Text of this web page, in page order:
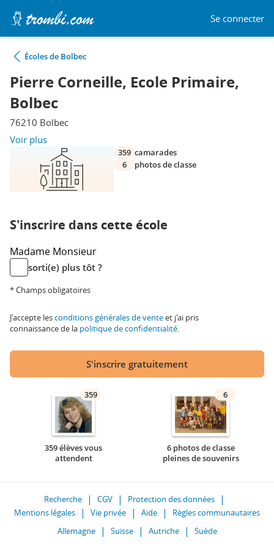
Se connecter
Écoles de Bolbec
Pierre Corneille, Ecole Primaire,
Bolbec
76210 Bolbec
Voir plus
359 camarades
6
photos de classe
S'inscrire dans cette école
Madame Monsieur
sorti(e) plus tôt ?
* Champs obligatoires
J'accepte lesconditions générales de venteet j'ai pris
connaissance de la politique de confidentialité.
S'inscrire gratuitement
359
359 élèves vous
attendent
6
6 photos de classe
pleines de souvenirs
Recherche CGV
Protection des données
Mentions légales
Vie privée Aide
Règles communautaires
Allemagne
Suisse Autriche Suède